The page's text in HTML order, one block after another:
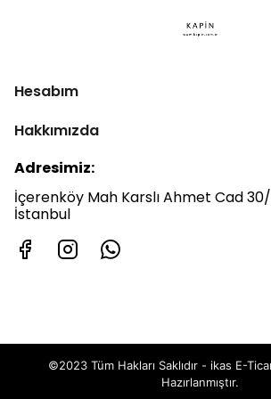
Hesabım
Hakkımızda
Adresimiz:
İçerenköy Mah Karslı Ahmet Cad
İstanbul
©2023 Tüm Hakları Saklıdır - ikas E-
Hazırlanmıştır.